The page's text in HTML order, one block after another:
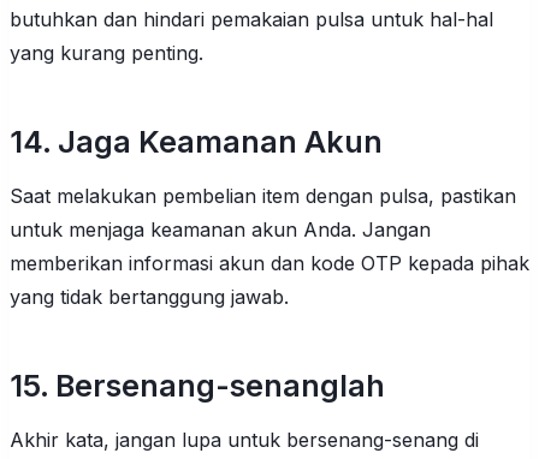
butuhkan dan hindari pemakaian pulsa untuk hal-hal
yang kurang penting.
14. Jaga Keamanan Akun
Saat melakukan pembelian item dengan pulsa, pastikan
untuk menjaga keamanan akun Anda. Jangan
memberikan informasi akun dan kode OTP kepada pihak
yang tidak bertanggung jawab.
15. Bersenang-senanglah
Akhir kata, jangan lupa untuk bersenang-senang di